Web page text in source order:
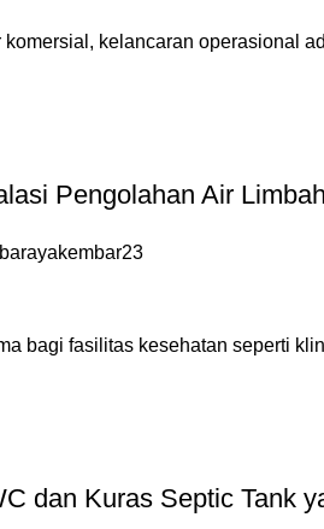
kelancaran operasional
Pengolahan Air
barayakembar23
bagi fasilitas kesehatan seperti
dan Kuras Septic Tank